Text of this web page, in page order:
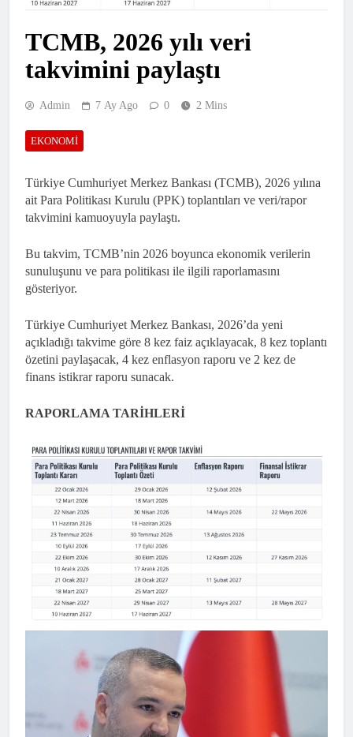
TCMB, 2026 yılı veri
takvimini paylaştı
Admin 7 Ay Ago 0 2 Mins
EKONOMI
Türkiye Cumhuriyet Merkez Bankası (TCMB), 2026 yılına
ait Para Politikası Kurulu (PPK) toplantıları ve veri/rapor
takvimini kamuoyuyla paylaştı.
Bu takvim, TCMB’nin 2026 boyunca ekonomik verilerin
sunuluşunu ve para politikası ile ilgili raporlamasını
gösteriyor.
Türkiye Cumhuriyet Merkez Bankası, 2026’da yeni
açıkladığı takvime göre 8 kez faiz açıklayacak, 8 kez toplantı
özetini paylaşacak, 4 kez enflasyon raporu ve 2 kez de
finans istikrar raporu sunacak.
RAPORLAMA TARİHLERİ